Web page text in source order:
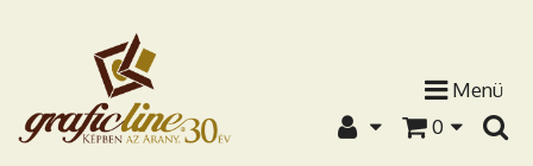
Menü
0